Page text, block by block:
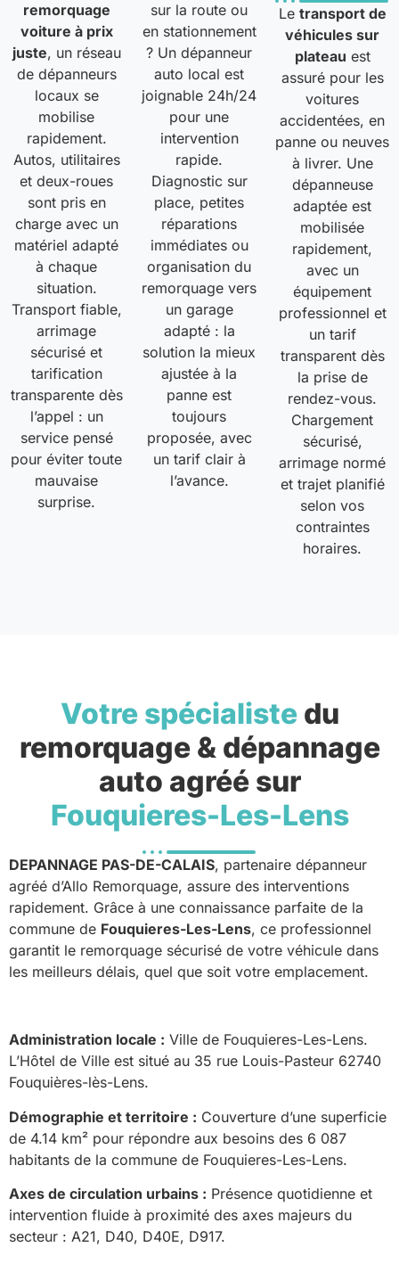
remorquage
voiture à prix
juste, un réseau
de dépanneurs
locaux se
mobilise
rapidement.
Autos, utilitaires
et deux-roues
sont pris en
charge avec un
matériel adapté
à chaque
situation.
Transport fiable,
arrimage
sécurisé et
tarification
transparente dès
l’appel : un
service pensé
pour éviter toute
mauvaise
surprise.
sur la route ou
en stationnement
? Un dépanneur
auto local est
joignable 24h/24
pour une
intervention
rapide.
Diagnostic sur
place, petites
réparations
immédiates ou
organisation du
remorquage vers
un garage
adapté : la
solution la mieux
ajustée à la
panne est
toujours
proposée, avec
un tarif clair à
l’avance.
Le transport de
véhicules sur
plateau est
assuré pour les
voitures
accidentées, en
panne ou neuves
à livrer. Une
dépanneuse
adaptée est
mobilisée
rapidement,
avec un
équipement
professionnel et
un tarif
transparent dès
la prise de
rendez-vous.
Chargement
sécurisé,
arrimage normé
et trajet planifié
selon vos
contraintes
horaires.
Votre spécialistedu
remorquage & dépannage
auto agréé sur
Fouquieres-Les-Lens
DEPANNAGE PAS-DE-CALAIS, partenaire dépanneur
agréé d’Allo Remorquage, assure des interventions
rapidement. Grâce à une connaissance parfaite de la
commune de Fouquieres-Les-Lens, ce professionnel
garantit le remorquage sécurisé de votre véhicule dans
les meilleurs délais, quel que soit votre emplacement.
Administration locale : Ville de Fouquieres-Les-Lens.
L’Hôtel de Ville est situé au 35 rue Louis-Pasteur 62740
Fouquières-lès-Lens.
Démographie et territoire : Couverture d’une superficie
de 4.14 km² pour répondre aux besoins des 6 087
habitants de la commune de Fouquieres-Les-Lens.
Axes de circulation urbains : Présence quotidienne et
intervention fluide à proximité des axes majeurs du
secteur : A21, D40, D40E, D917.